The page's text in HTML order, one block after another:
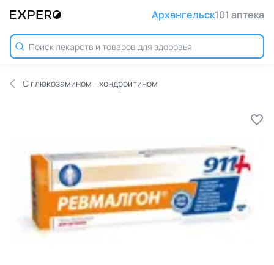
Архангельск101 аптека
С глюкозамином - хондроитином